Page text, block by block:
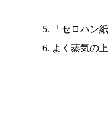
「セロハン
よく蒸気の